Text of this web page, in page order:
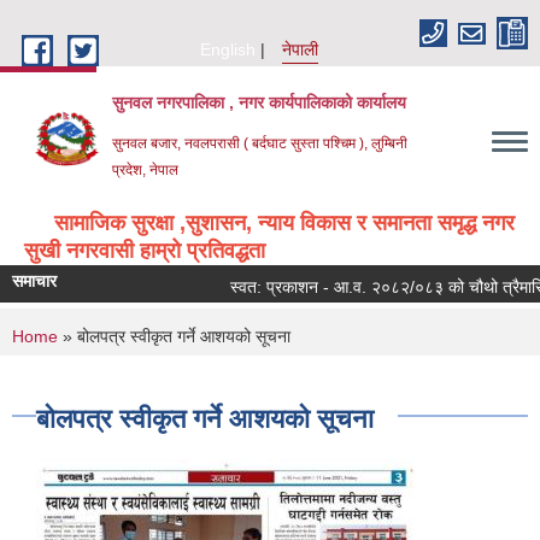
English
नेपाली
सुनवल नगरपालिका , नगर कार्यपालिकाको कार्यालय
सुनवल बजार, नवलपरासी ( बर्दघाट सुस्ता पश्चिम ), लुम्बिनी
प्रदेश, नेपाल
सामाजिक सुरक्षा ,सुशासन, न्याय विकास र समानता समृद्ध नगर
सुखी नगरवासी हाम्रो प्रतिवद्धता
समाचार स्वत: प्रकाशन - आ.व. २०८२/०८३ को चौथो त्रैमासिक
You are here
Home » बोलपत्र स्वीकृत गर्ने आशयको सूचना
बोलपत्र स्वीकृत गर्ने आशयको सूचना